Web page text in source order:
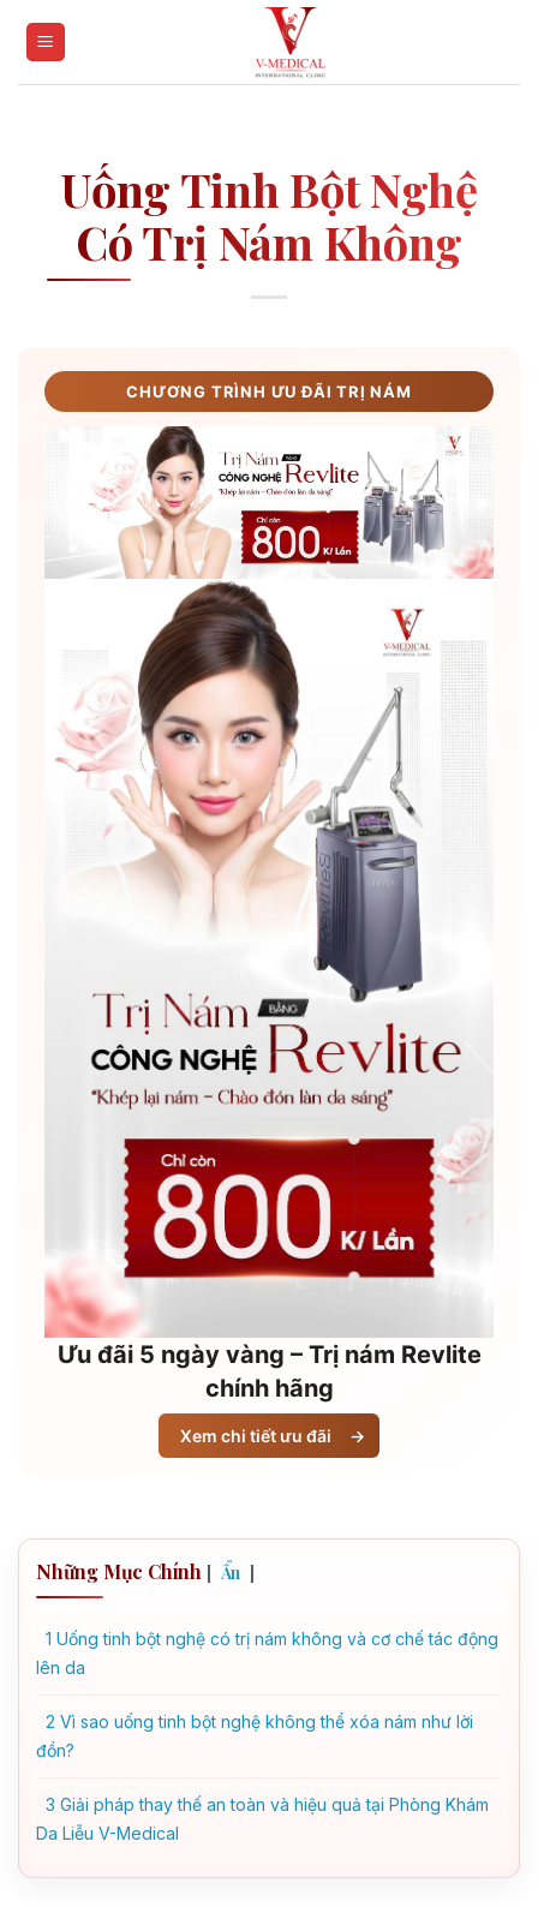
Uống Tinh Bột Nghệ
Có Trị Nám Không
CHƯƠNG TRÌNH ƯU ĐÃI TRỊ NÁM
Ưu đãi 5 ngày vàng – Trị nám Revlite
chính hãng
Xem chi tiết ưu đãi →
Những Mục Chính [ Ẩn ]
1 Uống tinh bột nghệ có trị nám không và cơ chế tác động
lên da
2 Vì sao uống tinh bột nghệ không thể xóa nám như lời
đồn?
3 Giải pháp thay thế an toàn và hiệu quả tại Phòng Khám
Da Liễu V-Medical